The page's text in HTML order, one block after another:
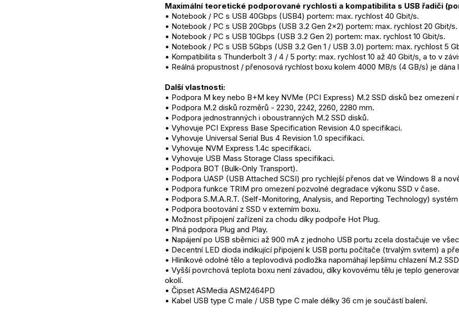
Maximální teoretické podporované rychlosti a kompatibilita s USB řadiči
• Notebook / PC s USB 40Gbps (USB4) portem: max. rychlost 40 Gbit/s.
• Notebook / PC s USB 20Gbps (USB 3.2 Gen 2x2) portem: max. rychlost 20 Gbit/s.
• Notebook / PC s USB 10Gbps (USB 3.2 Gen 2) portem: max. rychlost 10 Gbit/s.
• Notebook / PC s USB 5Gbps (USB 3.2 Gen 1 / USB 3.0) portem: max. rychlost 5
• Kompatibilita s Thunderbolt 3 / 4 / 5 porty: max. rychlost 10 až 40 Gbit/s, a to v
• Reálná propustnost / přenosová rychlost boxu kolem 4000 MB/s (4 GB/s) je dána
Další vlastnosti:
• Podpora M key nebo B+M key NVMe (PCI Express) M.2 SSD disků bez omezení
• Podpora M.2 disků rozměrů - 2230, 2242, 2260, 2280 mm.
• Podpora jednostranných i oboustranných M.2 SSD disků.
• Vyhovuje PCI Express Base Specification Revision 4.0 specifikaci.
• Vyhovuje Universal Serial Bus 4 Revision 1.0 specifikaci.
• Vyhovuje NVM Express 1.4c specifikaci.
• Vyhovuje USB Mass Storage Class specifikaci.
• Podpora BOT (Bulk-Only Transport).
• Podpora UASP (USB Attached SCSI) pro rychlejší přenos dat ve Windows 8 a
• Podpora funkce TRIM pro omezení pozvolné degradace výkonu SSD v čase.
• Podpora S.M.A.R.T. (Self-Monitoring, Analysis, and Reporting Technology)
• Podpora bootování z SSD v externím boxu.
• Možnost připojení zařízení za chodu díky podpoře Hot Plug.
• Plná podpora Plug and Play.
• Napájení po USB sběrnici až 900 mA z jednoho USB portu zcela dostačuje ve
• Decentní LED dioda indikující připojení k USB portu počítače (trvalým svitem) a
• Hliníkové odolné tělo a teplovodivá podložka napomáhají lepšímu chlazení M.2
• Vyšší povrchová teplota boxu není závadou, díky kovovému tělu je teplo
okolí.
• Čipset ASMedia ASM2464PD
• Kabel USB type C male / USB type C male délky 36 cm je součástí balení.